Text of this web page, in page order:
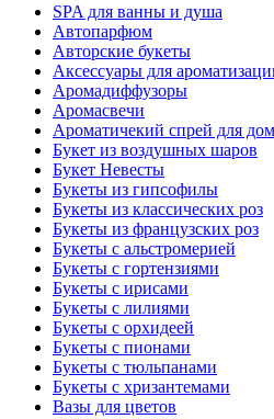
SPA для ванны и душа
Автопарфюм
Авторские букеты
Аксессуары для
Аромадиффузоры
Аромасвечи
Ароматичекий спрей для
Букет из воздушных шаров
Букет Невесты
Букеты из гипсофилы
Букеты из классических роз
Букеты из французских роз
Букеты с альстромерией
Букеты с гортензиями
Букеты с ирисами
Букеты с лилиями
Букеты с орхидеей
Букеты с пионами
Букеты с тюльпанами
Букеты с хризантемами
Вазы для цветов